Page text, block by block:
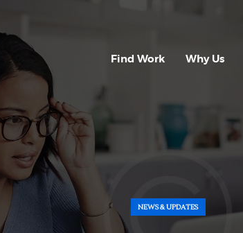
Find Work Why Us
NEWS & UPDATES
WHY US
BUSINESS
SUPPORT
CONTACT US
REGISTER WITH
US